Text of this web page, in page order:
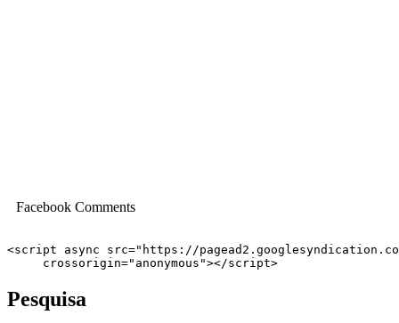
Facebook Comments
<script async src="https://
     crossorigin="anonymous"></script>
Pesquisa